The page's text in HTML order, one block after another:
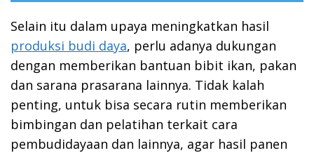
Selain itu dalam upaya meningkatkan hasil
produksi budi daya, perlu adanya dukungan
dengan memberikan bantuan bibit ikan, pakan
dan sarana prasarana lainnya. Tidak kalah
penting, untuk bisa secara rutin memberikan
bimbingan dan pelatihan terkait cara
pembudidayaan dan lainnya, agar hasil panen